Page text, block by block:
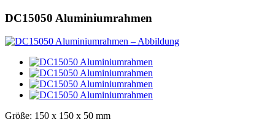
DC15050 Aluminiumrahmen
Größe: 150 x 150 x 50 mm